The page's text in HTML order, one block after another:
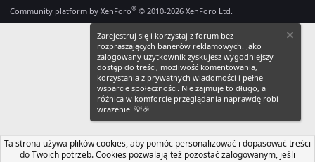
Community platform by XenForo® © 2010-2026 XenForo Ltd.
Zarejestruj się i korzystaj z forum bez
rozpraszających banerów reklamowych. Jako
zalogowany użytkownik zyskujesz wygodniejszy
dostęp do treści, możliwość komentowania,
korzystania z prywatnych wiadomości i pełne
wsparcie społeczności. Nie zajmuje to długo, a
różnica w komforcie przeglądania naprawdę robi
wrażenie! 💡🎉
Ta strona używa plików cookies, aby pomóc personalizować i dopasować treści
do Twoich potrzeb. Cookies pozwalają też pozostać zalogowanym, jeśli